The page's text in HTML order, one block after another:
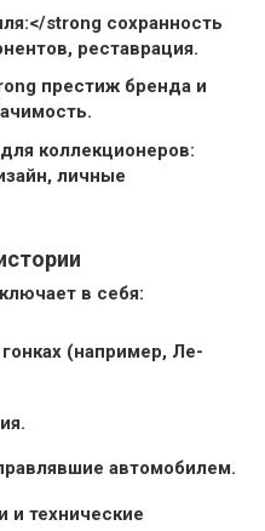
strong сохранность
реставрация.
престиж бренда и
коллекционеров:
личные
в себя:
(например, Ле-
автомобилем.
и технические